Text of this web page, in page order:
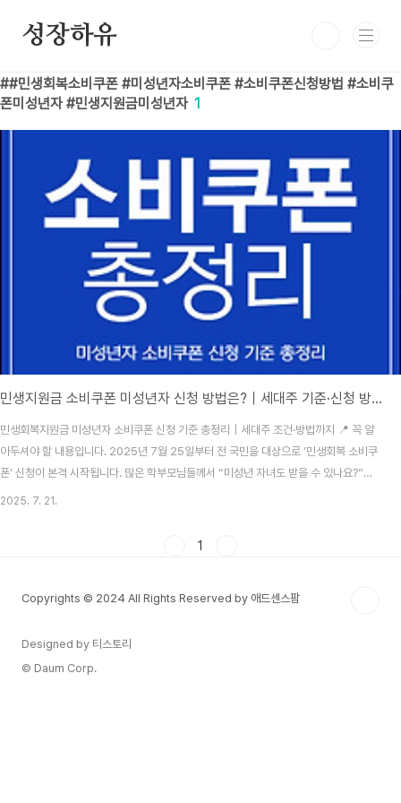
성장하유
#민생회복소비쿠폰 #미성년자소비쿠폰 #소비쿠폰신청방법 #소비쿠
폰미성년자 #민생지원금미성년자 1
민생지원금 소비쿠폰 미성년자 신청 방법은?｜세대주 기준·신청 방법 안내
민생회복지원금 미성년자 소비쿠폰 신청 기준 총정리｜세대주 조건·방법까지 📍 꼭 알
아두셔야 할 내용입니다. 2025년 7월 25일부터 전 국민을 대상으로 ‘민생회복 소비쿠
폰’ 신청이 본격 시작됩니다. 많은 학부모님들께서 “미성년 자녀도 받을 수 있나요?”라
는 질문을 가장 많이 하십니다. 오늘은 미성년자 대상 여부, 신청 방법, 보호자 신청 요건
조건일반 미성년자❌..
2025. 7. 21.
1
Copyrights © 2024 All Rights Reserved by 애드센스팜
Designed by 티스토리
© Daum Corp.